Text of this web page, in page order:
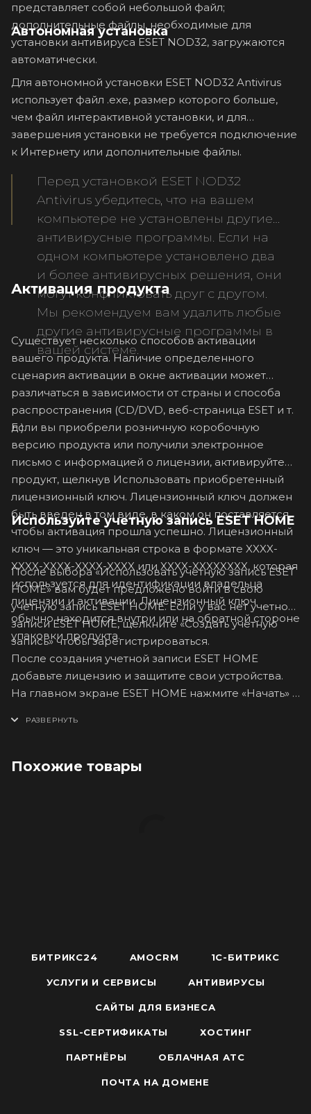
представляет собой небольшой файл;
дополнительные файлы, необходимые для
установки антивируса ESET NOD32, загружаются
автоматически.
Автономная установка
Для автономной установки ESET NOD32 Antivirus
использует файл .exe, размер которого больше,
чем файл интерактивной установки, и для
завершения установки не требуется подключение
к Интернету или дополнительные файлы.
Перед установкой ESET NOD32
Antivirus убедитесь, что на вашем
компьютере не установлены другие
антивирусные программы. Если на
одном компьютере установлено два
и более антивирусных решения, они
могут конфликтовать друг с другом.
Мы рекомендуем вам удалить любые
другие антивирусные программы в
вашей системе.
Активация продукта
Существует несколько способов активации
вашего продукта. Наличие определенного
сценария активации в окне активации может
различаться в зависимости от страны и способа
распространения (CD/DVD, веб-страница ESET и т.
д.).
Если вы приобрели розничную коробочную
версию продукта или получили электронное
письмо с информацией о лицензии, активируйте
продукт, щелкнув Использовать приобретенный
лицензионный ключ. Лицензионный ключ должен
быть введен в том виде, в каком он поставляется,
чтобы активация прошла успешно. Лицензионный
ключ — это уникальная строка в формате XXXX-
XXXX-XXXX-XXXX-XXXX или XXXX-XXXXXXXX, которая
используется для идентификации владельца
лицензии и активации. Лицензионный ключ
обычно находится внутри или на обратной стороне
упаковки продукта.
Используйте учетную запись ESET HOME
После выбора «Использовать учетную запись ESET
HOME» вам будет предложено войти в свою
учетную запись ESET HOME. Если у вас нет учетной
записи ESET HOME, щелкните «Создать учетную
запись» чтобы зарегистрироваться.
После создания учетной записи ESET HOME
добавьте лицензию и защитите свои устройства.
На главном экране ESET HOME нажмите «Начать» и
Похожие товары
БИТРИКС24 AMOCRM 1С-БИТРИКС
УСЛУГИ И СЕРВИСЫ АНТИВИРУСЫ
САЙТЫ ДЛЯ БИЗНЕСА
SSL-СЕРТИФИКАТЫ ХОСТИНГ
ПАРТНЁРЫ ОБЛАЧНАЯ АТС
ПОЧТА НА ДОМЕНЕ